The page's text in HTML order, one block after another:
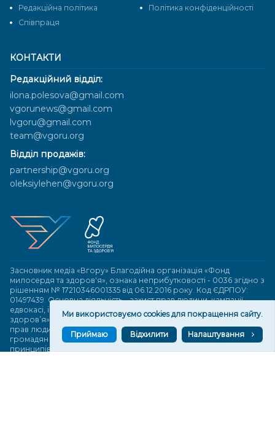
КОНТАКТИ
Редакційний відділ:
ilona.polesova@gmail.com
vgorunews@gmail.com
lvgoru@gmail.com
team@vgoru.org
Відділ продажів:
partnership@vgoru.org
oleksiylehen@vgoru.org
Засновник медіа «Вгору» Благодійна організація «Фонд
милосердя та здоров'я», ознака неприбутковості - 0036 згідно з
рішенням № 17210346001335 від 06.12.2016 року. Код ЄДРПОУ:
01497439. Основна діяльність – захист прав людини, кампанії
едвокасі, інформаційні кампанії. Місія БО «Фонд милосердя та
здоров’я» – сприяти зміцненню поваги до людської гідності та
прав людини в українському суспільстві, давати знання і надихати
громадян України на активні і відповідальні дії для реалізації
принципів верховенства права і утвердження демократичних
Редакційна політика
Політика конфіденційності
Cпівпраця
Ми використовуємо cookies для покращення сайту.
Приймаю Відхилити Налаштування